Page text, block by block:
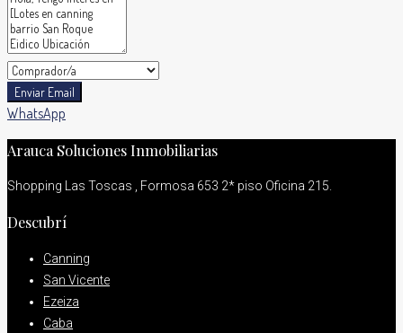
Enviar Email
WhatsApp
Arauca Soluciones Inmobiliarias
Shopping Las Toscas , Formosa 653 2* piso Oficina 215.
Descubrí
Canning
San Vicente
Ezeiza
Caba